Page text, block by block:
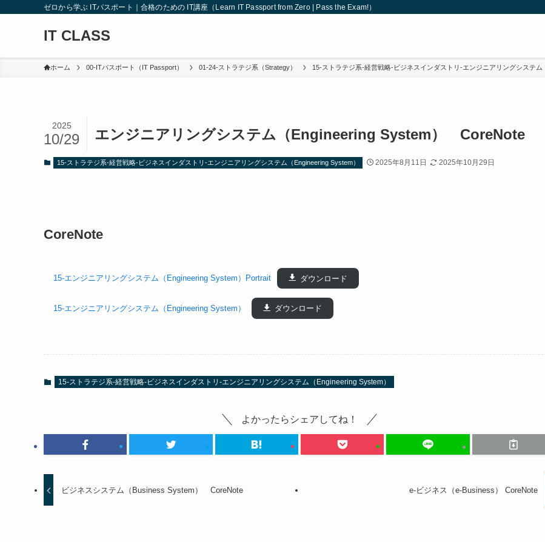
ゼロから学ぶ ITパスポート｜合格のための IT講座（Learn IT Passport from Zero | Pass the Exam!）
IT CLASS
ホーム 00-ITパスポート（IT Passport） 01-24-ストラテジ系（Strategy） 15-ストラテジ系-経営戦略-ビジネスインダストリ-エンジニアリングシステム
エンジニアリングシステム（Engineering System） CoreNote
2025
10/29
15-ストラテジ系-経営戦略-ビジネスインダストリ-エンジニアリングシステム（Engineering System） 2025年8月11日 2025年10月29日
CoreNote
15-エンジニアリングシステム（Engineering System）Portrait ダウンロード
15-エンジニアリングシステム（Engineering System） ダウンロード
15-ストラテジ系-経営戦略-ビジネスインダストリ-エンジニアリングシステム（Engineering System）
よかったらシェアしてね！
ビジネスシステム（Business System） CoreNote e-ビジネス（e-Business） CoreNote